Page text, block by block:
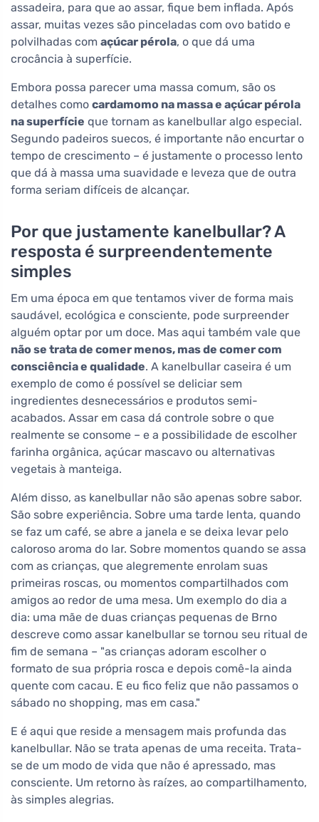
assadeira, para que ao assar, fique bem inflada. Após
assar, muitas vezes são pinceladas com ovo batido e
polvilhadas com açúcar pérola, o que dá uma
crocância à superfície.
Embora possa parecer uma massa comum, são os
detalhes como cardamomo na massa e açúcar pérola
na superfície que tornam as kanelbullar algo especial.
Segundo padeiros suecos, é importante não encurtar o
tempo de crescimento – é justamente o processo lento
que dá à massa uma suavidade e leveza que de outra
forma seriam difíceis de alcançar.
Por que justamente kanelbullar? A
resposta é surpreendentemente
simples
Em uma época em que tentamos viver de forma mais
saudável, ecológica e consciente, pode surpreender
alguém optar por um doce. Mas aqui também vale que
não se trata de comer menos, mas de comer com
consciência e qualidade. A kanelbullar caseira é um
exemplo de como é possível se deliciar sem
ingredientes desnecessários e produtos semi-
acabados. Assar em casa dá controle sobre o que
realmente se consome – e a possibilidade de escolher
farinha orgânica, açúcar mascavo ou alternativas
vegetais à manteiga.
Além disso, as kanelbullar não são apenas sobre sabor.
São sobre experiência. Sobre uma tarde lenta, quando
se faz um café, se abre a janela e se deixa levar pelo
caloroso aroma do lar. Sobre momentos quando se assa
com as crianças, que alegremente enrolam suas
primeiras roscas, ou momentos compartilhados com
amigos ao redor de uma mesa. Um exemplo do dia a
dia: uma mãe de duas crianças pequenas de Brno
descreve como assar kanelbullar se tornou seu ritual de
fim de semana – "as crianças adoram escolher o
formato de sua própria rosca e depois comê-la ainda
quente com cacau. E eu fico feliz que não passamos o
sábado no shopping, mas em casa."
E é aqui que reside a mensagem mais profunda das
kanelbullar. Não se trata apenas de uma receita. Trata-
se de um modo de vida que não é apressado, mas
consciente. Um retorno às raízes, ao compartilhamento,
às simples alegrias.